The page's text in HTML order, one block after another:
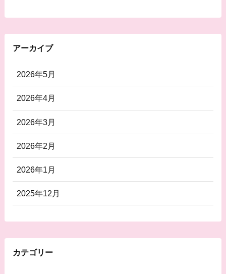
アーカイブ
2026年5月
2026年4月
2026年3月
2026年2月
2026年1月
2025年12月
カテゴリー